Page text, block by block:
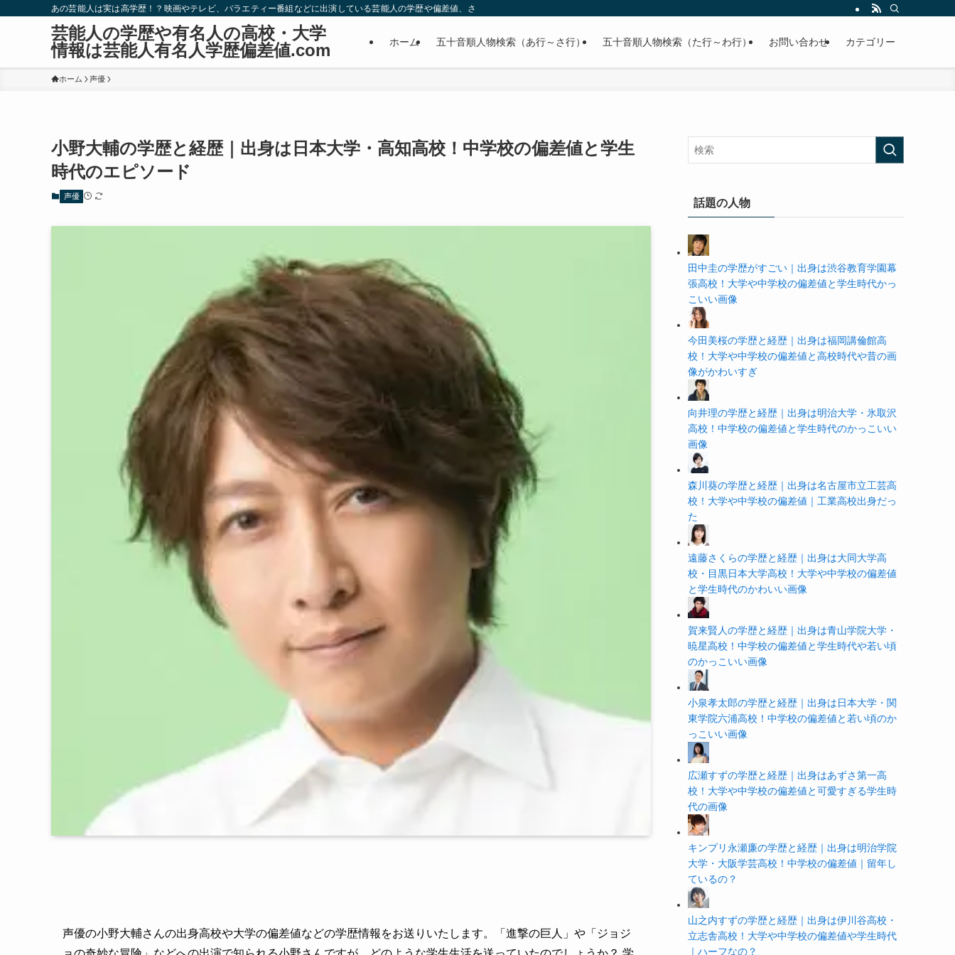
あの芸能人は実は高学歴！？映画やテレビ、バラエティー番組などに出演している芸能人の学歴や偏差値、さらに政治家やスポーツ選手などの有名人の学歴や高校・大学の偏差値まで紹介していきます。
芸能人の学歴や有名人の高校・大学
情報は芸能人有名人学歴偏差値.com
ホーム 五十音順人物検索（あ行～さ行） 五十音順人物検索（た行～わ行） お問い合わせ カテゴリー
ホーム 声優
小野大輔の学歴と経歴｜出身は日本大学・高知高校！中学校の偏差値と学生
時代のエピソード
声優
声優の小野大輔さんの出身高校や大学の偏差値などの学歴情報をお送りいたします。「進撃の巨人」や「ジョジ
話題の人物
田中圭の学歴がすごい｜出身は渋谷教育学園幕
張高校！大学や中学校の偏差値と学生時代かっ
こいい画像
今田美桜の学歴と経歴｜出身は福岡講倫館高
校！大学や中学校の偏差値と高校時代や昔の画
像がかわいすぎ
向井理の学歴と経歴｜出身は明治大学・氷取沢
高校！中学校の偏差値と学生時代のかっこいい
画像
森川葵の学歴と経歴｜出身は名古屋市立工芸高
校！大学や中学校の偏差値｜工業高校出身だっ
た
遠藤さくらの学歴と経歴｜出身は大同大学高
校・目黒日本大学高校！大学や中学校の偏差値
と学生時代のかわいい画像
賀来賢人の学歴と経歴｜出身は青山学院大学・
暁星高校！中学校の偏差値と学生時代や若い頃
のかっこいい画像
小泉孝太郎の学歴と経歴｜出身は日本大学・関
東学院六浦高校！中学校の偏差値と若い頃のか
っこいい画像
広瀬すずの学歴と経歴｜出身はあずさ第一高
校！大学や中学校の偏差値と可愛すぎる学生時
代の画像
キンプリ永瀬廉の学歴と経歴｜出身は明治学院
大学・大阪学芸高校！中学校の偏差値｜留年し
ているの？
山之内すずの学歴と経歴｜出身は伊川谷高校・
立志舎高校！大学や中学校の偏差値や学生時代
｜ハーフなの？